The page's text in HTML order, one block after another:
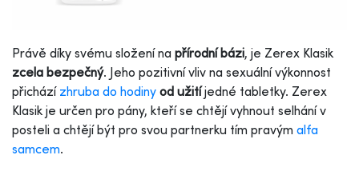
Právě díky svému složení na přírodní bázi, je Zerex Klasik
zcela bezpečný. Jeho pozitivní vliv na sexuální výkonnost
přichází zhruba do hodiny od užitíjedné tabletky. Zerex
Klasik je určen pro pány, kteří se chtějí vyhnout selhání v
posteli a chtějí být pro svou partnerku tím pravým alfa
samcem.